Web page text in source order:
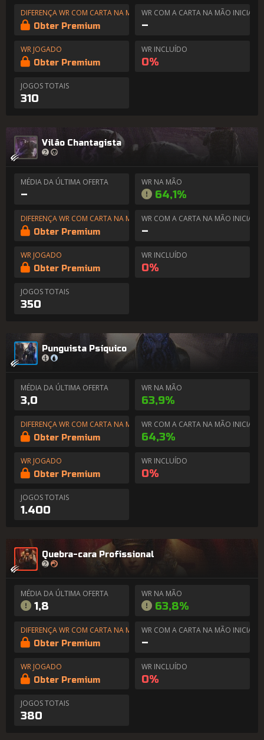
DIFERENÇA WR COM CARTA NA MÃO
Obter Premium
WR COM A CARTA NA MÃO INICIAL
–
WR JOGADO
Obter Premium
WR INCLUÍDO
0%
JOGOS TOTAIS
310
Vilão Chantagista
MÉDIA DA ÚLTIMA OFERTA
–
WR NA MÃO
64,1%
DIFERENÇA WR COM CARTA NA MÃO
Obter Premium
WR COM A CARTA NA MÃO INICIAL
–
WR JOGADO
Obter Premium
WR INCLUÍDO
0%
JOGOS TOTAIS
350
Punguista Psíquico
MÉDIA DA ÚLTIMA OFERTA
3,0
WR NA MÃO
63,9%
DIFERENÇA WR COM CARTA NA MÃO
Obter Premium
WR COM A CARTA NA MÃO INICIAL
64,3%
WR JOGADO
Obter Premium
WR INCLUÍDO
0%
JOGOS TOTAIS
1.400
Quebra-cara Profissional
MÉDIA DA ÚLTIMA OFERTA
1,8
WR NA MÃO
63,8%
DIFERENÇA WR COM CARTA NA MÃO
Obter Premium
WR COM A CARTA NA MÃO INICIAL
–
WR JOGADO
Obter Premium
WR INCLUÍDO
0%
JOGOS TOTAIS
380